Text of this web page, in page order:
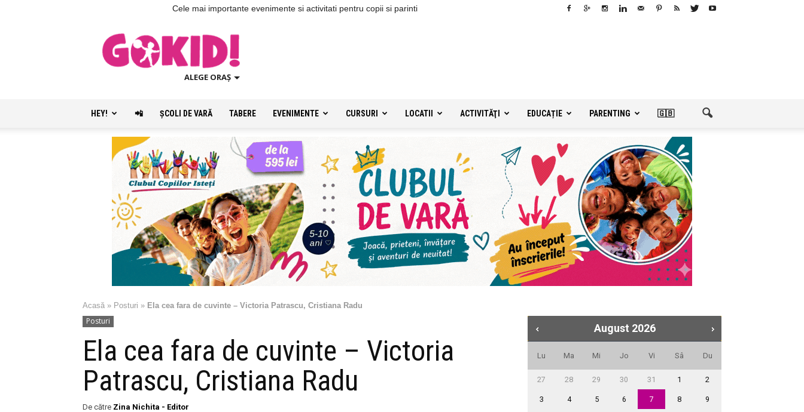
Cele mai importante evenimente si activitati pentru copii si parinti
ALEGE ORAȘ
HEY! 📲 ŞCOLI DE VARĂ TABERE EVENIMENTE CURSURI LOCATII ACTIVITĂŢI EDUCAȚIE PARENTING 🇬🇧
Acasă » Posturi » Ela cea fara de cuvinte – Victoria Patrascu, Cristiana Radu
Posturi
Ela cea fara de cuvinte – Victoria
Patrascu, Cristiana Radu
De către Zina Nichita - Editor
August 2026
Lu Ma Mi Jo Vi Sâ Du
27 28 29 30 31 1 2
3 4 5 6 7 8 9